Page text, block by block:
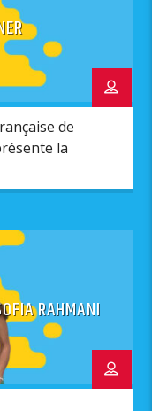
de
la
RAHMANI